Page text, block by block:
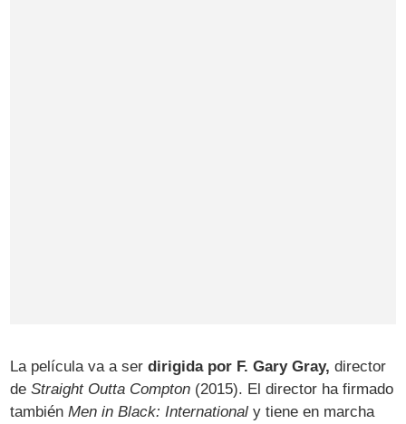
La película va a ser dirigida por F. Gary Gray, director
deStraight Outta Compton (2015). El director ha firmado
tambiénMen in Black: International y tiene en marcha